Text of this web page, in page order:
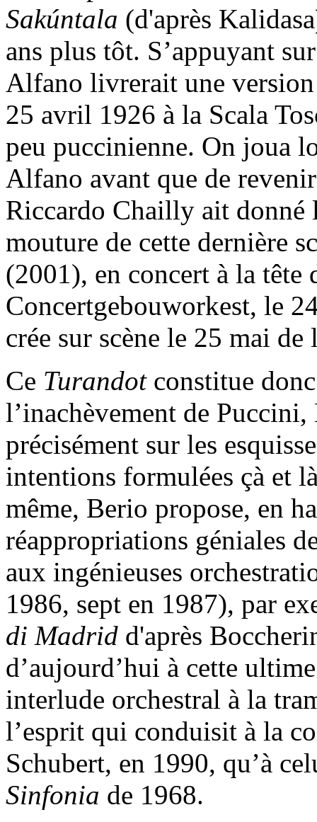
Sakúntala (d'après
ans plus tôt. S’appuyant
Alfano livrerait une
25 avril 1926 à la Scala
peu puccinienne. On joua
Alfano avant que de
Riccardo Chailly ait donné
mouture de cette dernière
(2001), en concert à la
Concertgebouworkest, le
crée sur scène le 25 mai
Ce Turandot constitue
l’inachèvement de
précisément sur les
intentions formulées çà et
même, Berio propose, en
réappropriations géniales
aux ingénieuses
1986, sept en 1987), par
di Madrid d'après
d’aujourd’hui à cette
interlude orchestral à la
l’esprit qui conduisit à la
Schubert, en 1990, qu’à
Sinfonia de 1968.